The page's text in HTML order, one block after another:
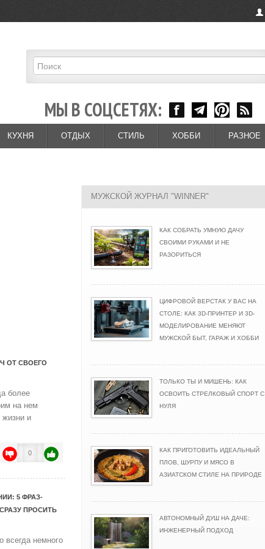
МЫ В СОЦСЕТЯХ:
КУХНЯ ОТДЫХ СТИЛЬ ХОББИ РАЗНОЕ
ОТ СВОЕГО
более
на нем
жизни и
0
5 ФРАЗ-
ПРОСИТЬ
всегда немного
МУЖСКОЙ ЖУРНАЛ "WINNER"
КАК СОБРАТЬ УМНУЮ ДАЧУ
СВОИМИ РУКАМИ И НЕ
РАЗОРИТЬСЯ
ЦИФРОВОЙ ВЕРСТАК У ВАС НА
СТОЛЕ: КАК 3D-ПРИНТЕР И 3D-
МОДЕЛИРОВАНИЕ МЕНЯЮТ
МУЖСКОЙ БЫТ, ГАРАЖ И ХОББИ
ТОЛЬКО ТЫ И МИШЕНЬ: КАК
ОСВОИТЬ СТРЕЛКОВЫЙ СПОРТ С
НУЛЯ
КАК ПРИГОТОВИТЬ ИДЕАЛЬНЫЙ
ПЛОВ, ШУРПУ И МЯСО В
АЗИАТСКОМ СТИЛЕ НА ПРИРОДЕ
АВТОНОМНЫЙ ДУШ НА ДАЧЕ:
ИНЖЕНЕРНЫЙ ПОДХОД